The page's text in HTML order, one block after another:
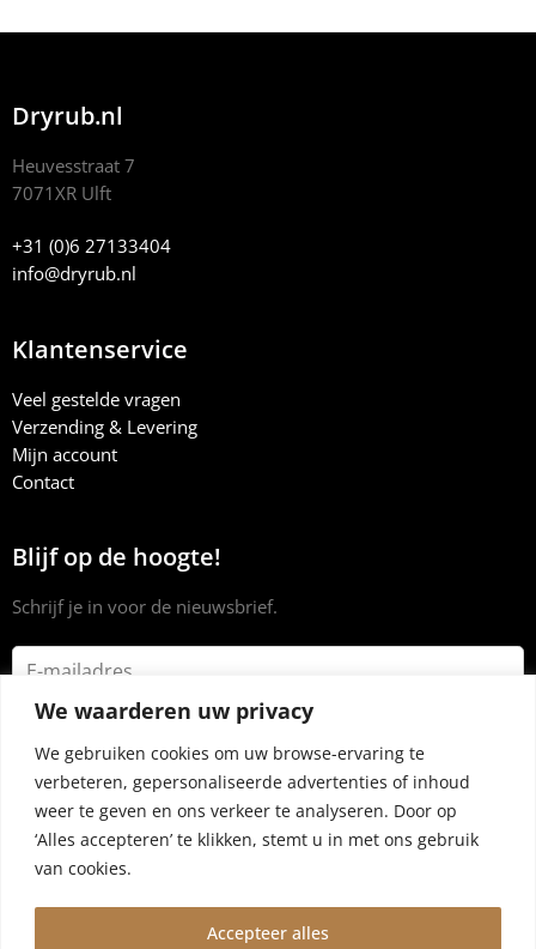
We waarderen uw privacy
We gebruiken cookies om uw browse-ervaring te
verbeteren, gepersonaliseerde advertenties of inhoud
weer te geven en ons verkeer te analyseren. Door op
‘Alles accepteren’ te klikken, stemt u in met ons gebruik
van cookies.
Accepteer alles
Dryrub.nl
Heuvesstraat 7
7071XR Ulft
+31 (0)6 27133404
info@dryrub.nl
Klantenservice
Veel gestelde vragen
Verzending & Levering
Mijn account
Contact
Blijf op de hoogte!
Schrijf je in voor de nieuwsbrief.